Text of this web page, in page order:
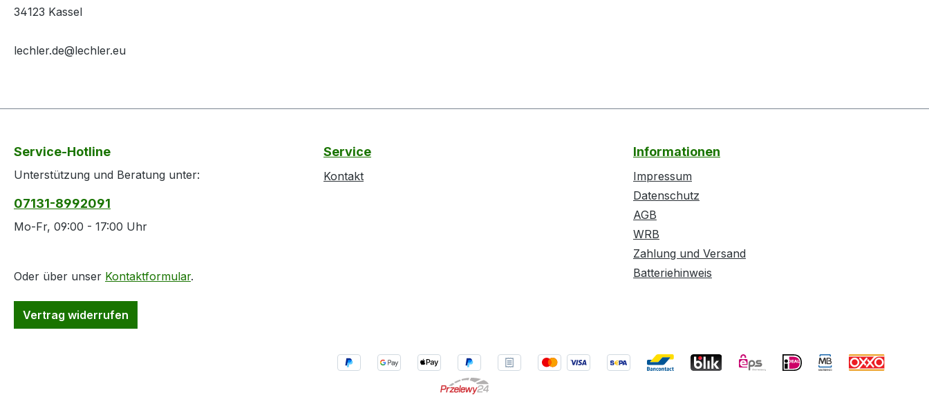
34123 Kassel
lechler.de@lechler.eu
Service-Hotline
Unterstützung und Beratung unter:
07131-8992091
Mo-Fr, 09:00 - 17:00 Uhr
Oder über unser Kontaktformular.
Vertrag widerrufen
Service
Kontakt
Informationen
Impressum
Datenschutz
AGB
WRB
Zahlung und Versand
Batteriehinweis